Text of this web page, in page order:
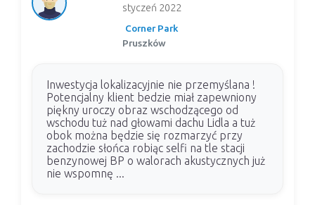
styczeń 2022
Corner Park
Pruszków
Inwestycja lokalizacyjnie nie przemyślana !
Potencjalny klient bedzie miał zapewniony
piękny uroczy obraz wschodzącego od
wschodu tuż nad głowami dachu Lidla a tuż
obok można będzie się rozmarzyć przy
zachodzie słońca robiąc selfi na tle stacji
benzynowej BP o walorach akustycznych już
nie wspomnę ...